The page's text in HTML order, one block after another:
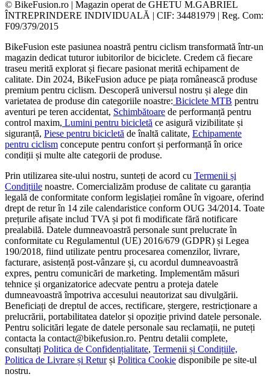
© BikeFusion.ro | Magazin operat de GHETU M.GABRIEL
ÎNTREPRINDERE INDIVIDUALĂ | CIF: 34481979 | Reg. Com:
F09/379/2015
BikeFusion este pasiunea noastră pentru ciclism transformată într-un
magazin dedicat tuturor iubitorilor de biciclete. Credem că fiecare
traseu merită explorat și fiecare pasionat merită echipament de
calitate. Din 2024, BikeFusion aduce pe piața românească produse
premium pentru ciclism. Descoperă universul nostru și alege din
varietatea de produse din categoriile noastre: Biciclete MTB pentru
aventuri pe teren accidentat, Schimbătoare de performanță pentru
control maxim, Lumini pentru bicicletă ce asigură vizibilitate și
siguranță, Piese pentru bicicletă de înaltă calitate, Echipamente
pentru ciclism concepute pentru confort și performanță în orice
condiții și multe alte categorii de produse.
Prin utilizarea site-ului nostru, sunteți de acord cu Termenii și
Condițiile noastre. Comercializăm produse de calitate cu garanția
legală de conformitate conform legislației române în vigoare, oferind
drept de retur în 14 zile calendaristice conform OUG 34/2014. Toate
prețurile afișate includ TVA și pot fi modificate fără notificare
prealabilă. Datele dumneavoastră personale sunt prelucrate în
conformitate cu Regulamentul (UE) 2016/679 (GDPR) și Legea
190/2018, fiind utilizate pentru procesarea comenzilor, livrare,
facturare, asistență post-vânzare și, cu acordul dumneavoastră
expres, pentru comunicări de marketing. Implementăm măsuri
tehnice și organizatorice adecvate pentru a proteja datele
dumneavoastră împotriva accesului neautorizat sau divulgării.
Beneficiați de dreptul de acces, rectificare, ștergere, restricționare a
prelucrării, portabilitatea datelor și opoziție privind datele personale.
Pentru solicitări legate de datele personale sau reclamații, ne puteți
contacta la contact@bikefusion.ro. Pentru detalii complete,
consultați Politica de Confidențialitate, Termenii și Condițiile,
Politica de Livrare și Returși Politica Cookie disponibile pe site-ul
nostru.